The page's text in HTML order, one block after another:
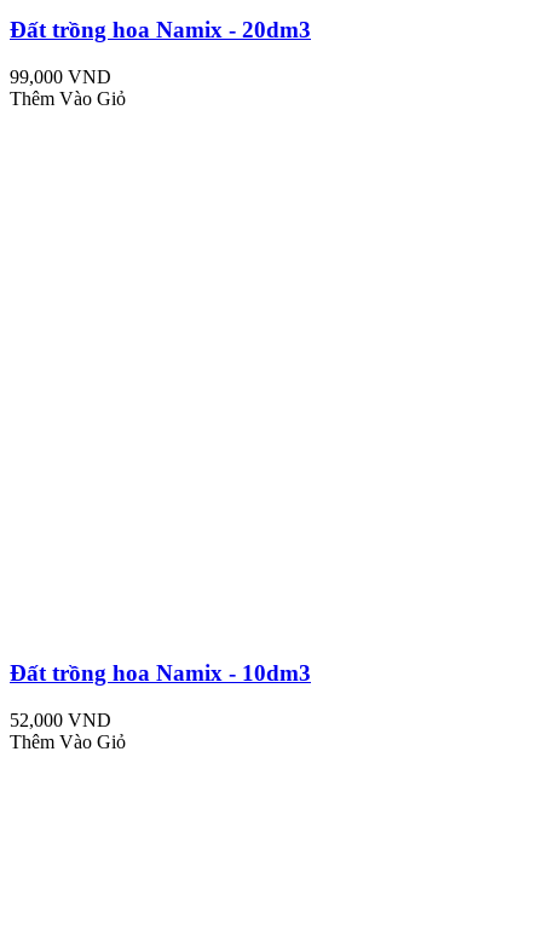
Đất trồng hoa Namix - 20dm3
99,000 VND
Thêm Vào Giỏ
Đất trồng hoa Namix - 10dm3
52,000 VND
Thêm Vào Giỏ